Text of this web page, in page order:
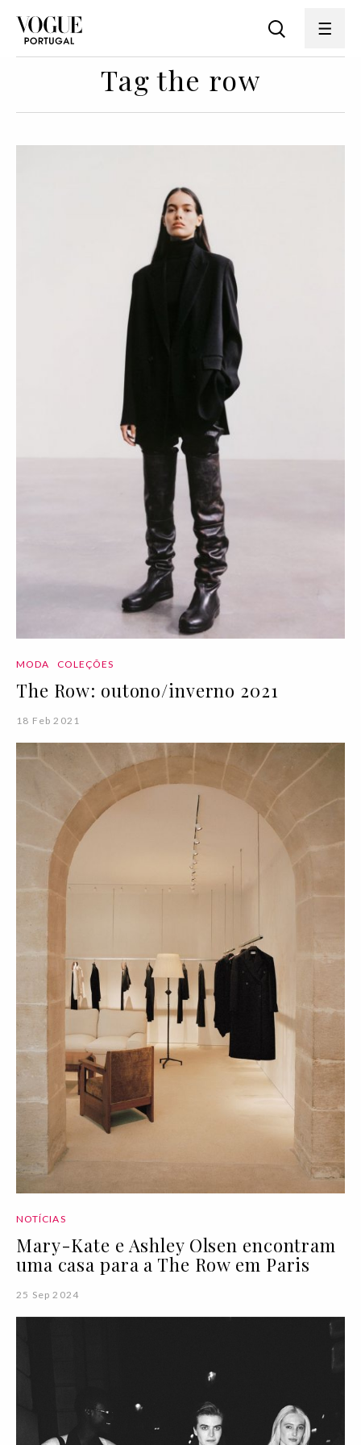
Tag the row
MODA COLEÇÕES
The Row: outono/inverno 2021
18 Feb 2021
NOTÍCIAS
Mary-Kate e Ashley Olsen encontram
uma casa para a The Row em Paris
25 Sep 2024